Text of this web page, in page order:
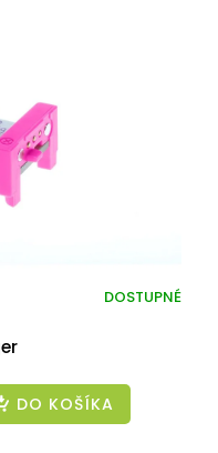
DOSTUPNÉ
DO KOŠÍKA